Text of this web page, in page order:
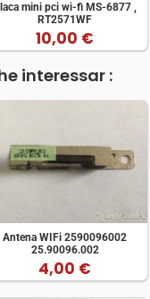
mini pci wi-fi MS-6877 ,
RT2571WF
10,00 €
interessar :
Antena WIFi 2590096002
25.90096.002
4,00 €